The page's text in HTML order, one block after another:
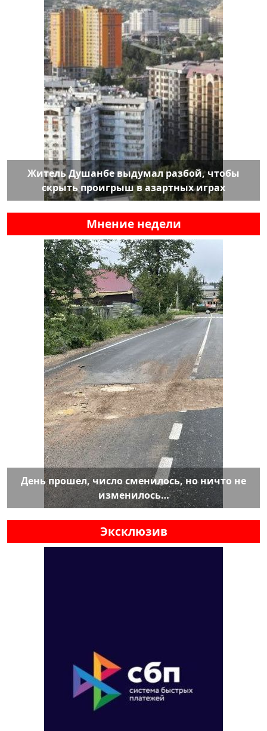
Житель Душанбе выдумал разбой, чтобы
скрыть проигрыш в азартных играх
Мнение недели
День прошел, число сменилось, но ничто не
изменилось…
Эксклюзив